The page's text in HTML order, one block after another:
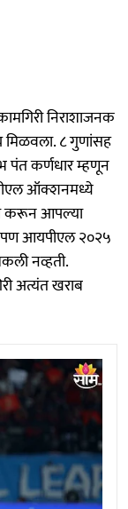
निराशाजनक
मिळवला. ८ गुणांसह
पंत कर्णधार म्हणून
ऑक्शनमध्ये
करून आपल्या
पण आयपीएल २०२५
नव्हती.
अत्यंत खराब